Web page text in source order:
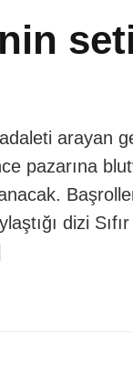
arayan
pazarına
dizi